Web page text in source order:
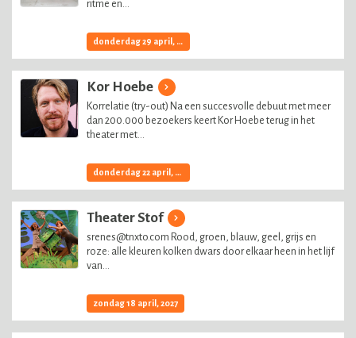
ritme en...
donderdag 29 april, 2027
Kor Hoebe
Korrelatie (try-out) Na een succesvolle debuut met meer
dan 200.000 bezoekers keert Kor Hoebe terug in het
theater met...
donderdag 22 april, 2027
Theater Stof
srenes@tnxto.com Rood, groen, blauw, geel, grijs en
roze: alle kleuren kolken dwars door elkaar heen in het lijf
van...
zondag 18 april, 2027